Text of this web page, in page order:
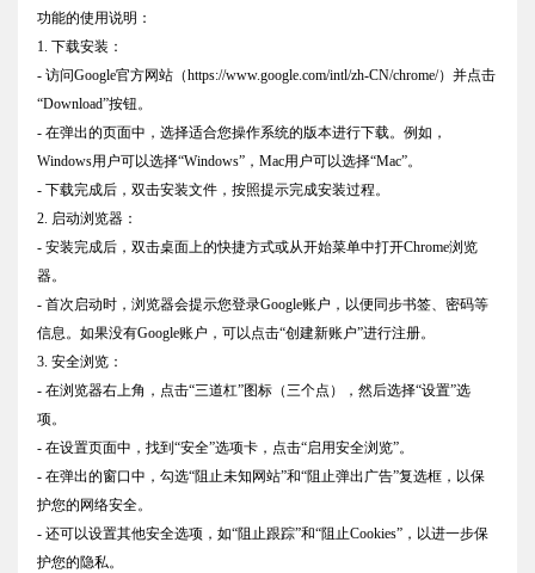
功能的使用说明：
1. 下载安装：
- 访问Google官方网站（https://www.google.com/intl/zh-CN/chrome/）并点击
“Download”按钮。
- 在弹出的页面中，选择适合您操作系统的版本进行下载。例如，
Windows用户可以选择“Windows”，Mac用户可以选择“Mac”。
- 下载完成后，双击安装文件，按照提示完成安装过程。
2. 启动浏览器：
- 安装完成后，双击桌面上的快捷方式或从开始菜单中打开Chrome浏览
器。
- 首次启动时，浏览器会提示您登录Google账户，以便同步书签、密码等
信息。如果没有Google账户，可以点击“创建新账户”进行注册。
3. 安全浏览：
- 在浏览器右上角，点击“三道杠”图标（三个点），然后选择“设置”选
项。
- 在设置页面中，找到“安全”选项卡，点击“启用安全浏览”。
- 在弹出的窗口中，勾选“阻止未知网站”和“阻止弹出广告”复选框，以保
护您的网络安全。
- 还可以设置其他安全选项，如“阻止跟踪”和“阻止Cookies”，以进一步保
护您的隐私。